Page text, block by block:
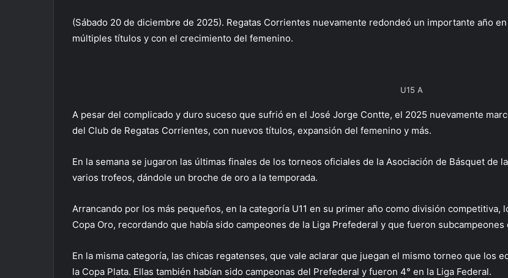
(Sábado 20 de diciembre de 2025). Regatas Corrientes nuevamente redondeó un importante año
múltiples títulos y con el crecimiento del femenino.
U15 A
A pesar del complicado y duro suceso que sufrió en el José Jorge Contte, el 2025 nuevamente
del Club de Regatas Corrientes, con nuevos títulos, expansión del femenino y más.
En la semana se jugaron las últimas finales de los torneos oficiales de la Asociación de Básquet de
varios trofeos, dándole un broche de oro a la temporada.
Arrancando por los más pequeños, en la categoría U11 en su primer año como división
Copa Oro, recordando que había sido campeones de la Liga Prefederal y que fueron subcampeones
En la misma categoría, las chicas regatenses, que vale aclarar que juegan el mismo torneo que los
la Copa Plata. Ellas también habían sido campeonas del Prefederal y fueron 4° en la Liga Federal.